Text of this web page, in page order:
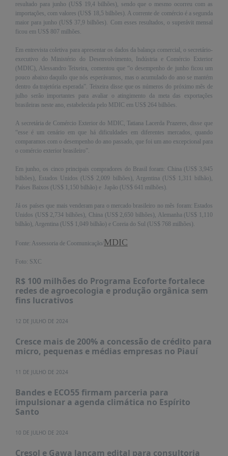
DADOS
PARLAMENTAR
SOBRE
A
FRENTE
MATERIAIS
INFORMAÇÕES
CURSOS
E
EVENTOS
INSCRIÇÕES
MATERIAIS
DISPONÍVEIS
RUMOS
LIVROS
ESTUDOS
ABDE-
BID
PRÊMIO
ABDE
JORNALISMO
SABER
resultado para junho (US$ 19,4 bilhões), sendo que o mesmo ocorreu com as
importações, com valores (US$ 18,5 bilhões). A corrente de comércio é a segunda
maior para junho (US$ 37,9 bilhões). Com esses resultados, o superávit mensal
ficou em US$ 807 milhões.
Em entrevista coletiva para apresentar os dados da balança comercial, o secretário-
executivo do Ministério do Desenvolvimento, Indústria e Comércio Exterior
(MDIC), Alessandro Teixeira, comentou que “o desempenho de junho ficou um
pouco abaixo daquilo que nós esperávamos, mas o acumulado do ano se mantém
dentro da trajetória esperada”. Teixeira disse que os números do próximo mês de
julho serão importantes para avaliar o atingimento da meta das exportações
brasileiras neste ano, estabelecida pelo MDIC em US$ 264 bilhões.
A secretária de Comércio Exterior do MDIC, Tatiana Lacerda Prazeres, disse que
“esse é um cenário em que há dificuldades em diferentes mercados, quando
comparamos com o desempenho do ano passado, que foi um ano excepcional para
o comércio exterior brasileiro”.
Em junho, os cinco principais compradores do Brasil foram: China (US$ 3,945
bilhões), Estados Unidos (US$ 2,009 bilhões), Argentina (US$ 1,311 bilhão),
Países Baixos (US$ 1,150 bilhão) e Japão (US$ 641 milhões).
Já os países que mais venderam para o mercado brasileiro no mês foram: Estados
Unidos (US$ 2,734 bilhões), China (US$ 2,650 bilhões), Alemanha (US$ 1,110
bilhão), Argentina (US$ 1,049 bilhão) e Coreia do Sul (US$ 768 milhões).
Fonte: Assessoria de Coomunicação/MDIC
Foto: SXC
R$ 100 milhões do Programa Ecoforte fortalece
redes de agroecologia e produção orgânica sem
fins lucrativos
12 DE JULHO DE 2024
Cresce mais de 200% a concessão de crédito para
micro, pequenas e médias empresas no Piauí
11 DE JULHO DE 2024
Bandes e ECO55 firmam parceria para
impulsionar a agenda climática no Espírito
Santo
10 DE JULHO DE 2024
Cresol e Gawa lançam edital para consultoria